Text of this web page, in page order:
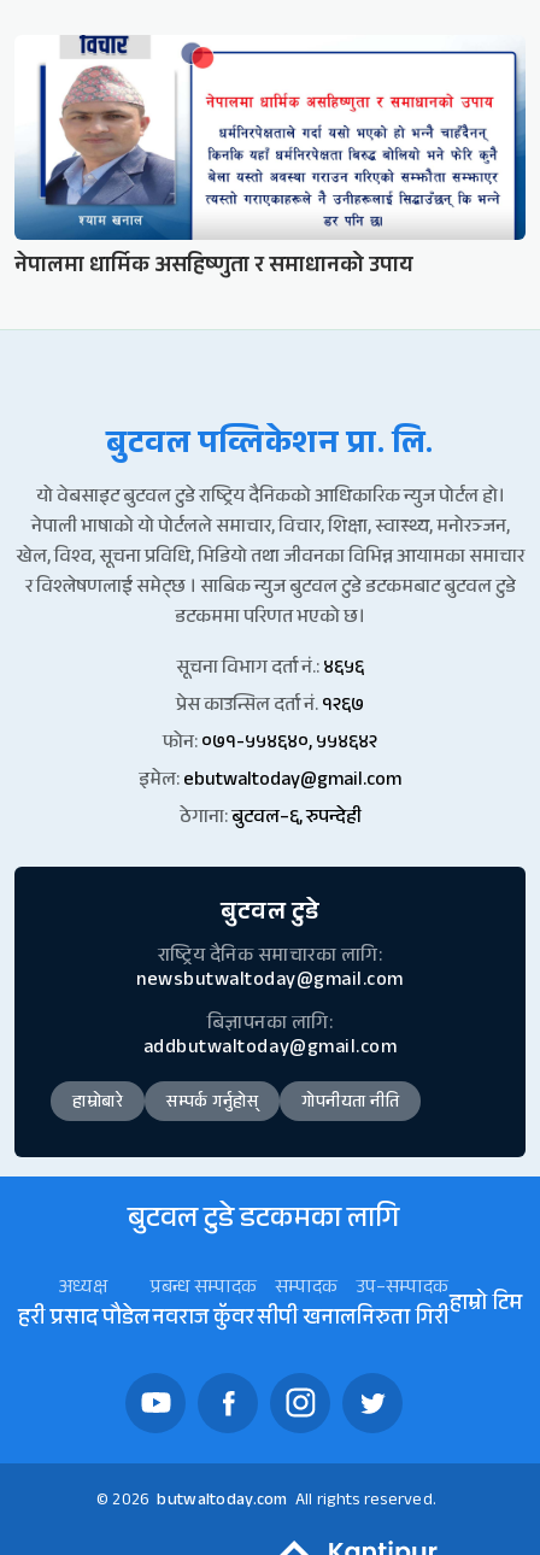
नेपालमा धार्मिक असहिष्णुता र समाधानको उपाय
बुटवल पव्लिकेशन प्रा. लि.
यो वेबसाइट बुटवल टुडे राष्ट्रिय दैनिकको आधिकारिक न्युज पोर्टल हो।
नेपाली भाषाको यो पोर्टलले समाचार, विचार, शिक्षा, स्वास्थ्य, मनोरञ्जन,
खेल, विश्व, सूचना प्रविधि, भिडियो तथा जीवनका विभिन्न आयामका समाचार
र विश्लेषणलाई समेट्छ । साबिक न्युज बुटवल टुडे डटकमबाट बुटवल टुडे
डटकममा परिणत भएको छ।
सूचना विभाग दर्ता नं.:४६५६
प्रेस काउन्सिल दर्ता नं.१२६७
फोन:०७१-५५४६४०, ५५४६४२
इमेल:ebutwaltoday@gmail.com
ठेगाना:बुटवल–६, रुपन्देही
बुटवल टुडे
राष्ट्रिय दैनिक समाचारका लागि:
newsbutwaltoday@gmail.com
बिज्ञापनका लागि:
addbutwaltoday@gmail.com
हाम्रोबारे सम्पर्क गर्नुहोस् गोपनीयता नीति
बुटवल टुडे डटकमका लागि
अध्यक्ष
हरी प्रसाद पौडेल
प्रबन्ध सम्पादक
नवराज कॅुवर
सम्पादक
सीपी खनाल
उप–सम्पादक
निरुता गिरीहाम्रो टिम
© 2026 butwaltoday.com All rights reserved.